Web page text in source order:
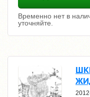
Временно нет в
уточняйте.